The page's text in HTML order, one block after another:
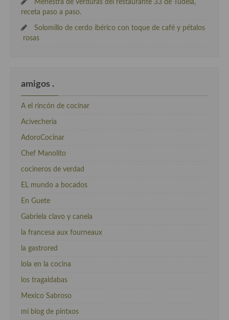
Menestra de verduras del restaurante 33 de Tudela,
receta paso a paso.
Solomillo de cerdo ibérico con toque de café y pétalos
rosas
amigos .
A el rincón de cocinar
Acivecheria
AdoroCocinar
Chef Manolito
cocineros de verdad
EL mundo a bocados
En Guete
Gabriela clavo y canela
la francesa aux fourneaux
la gastrored
lola en la cocina
los tragaldabas
Mexico Sabroso
mi blog de pintxos